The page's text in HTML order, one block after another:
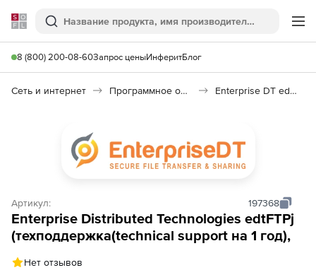
Softline
Поиск
8 (800) 200-08-60Запрос ценыИнферитБлог
Сеть и интернет Программное обеспечение Java Enterprise DT edtFTPj
Артикул: 197368
Enterprise Distributed Technologies edtFTPj
(техподдержка(technical support на 1 год),
Нет отзывов